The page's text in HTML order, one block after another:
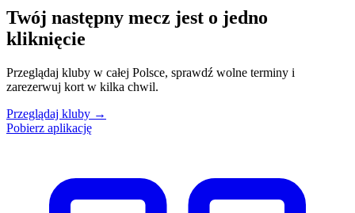
Twój następny mecz jest o jedno
kliknięcie
Przeglądaj kluby w całej Polsce, sprawdź wolne terminy i
zarezerwuj kort w kilka chwil.
Przeglądaj kluby →
Pobierz aplikację